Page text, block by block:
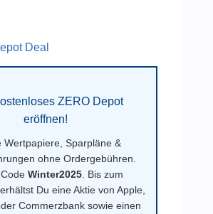
Deal
ZERO Depot
eröffnen!
Wertpapiere, Sparpläne &
ohne Ordergebühren.
CodeWinter2025 . Bis zum
Du eine Aktie von Apple,
Commerzbank sowie einen